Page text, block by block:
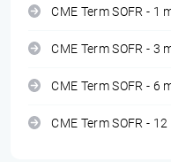
CME Term SOFR - 1
CME Term SOFR - 3
CME Term SOFR - 6
CME Term SOFR -